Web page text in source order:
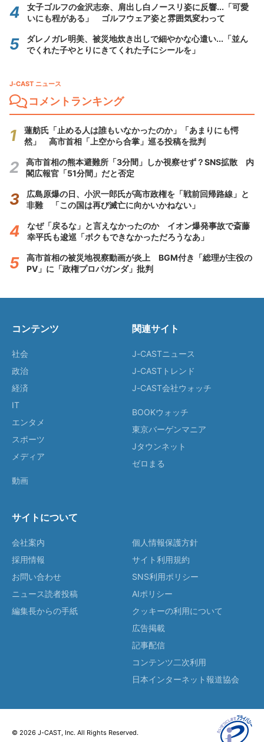
女子ゴルフの金沢志奈、肩出し白ノースリ姿に反響...「可愛
いにも程がある」 ゴルフウェア姿と雰囲気変わって
ダレノガレ明美、被災地炊き出しで細やかな心遣い...「並ん
でくれた子やとりにきてくれた子にシールを」
J-CAST ニュース
コメントランキング
蓮舫氏「止める人は誰もいなかったのか」「あまりにも愕
然」 高市首相「上空から合掌」巡る投稿を批判
高市首相の熊本避難所「3分間」しか視察せず？SNS拡散 内
閣広報官「51分間」だと否定
広島原爆の日、小沢一郎氏が高市政権を「戦前回帰路線」と
非難 「この国は再び滅亡に向かいかねない」
なぜ「戻るな」と言えなかったのか イオン爆発事故で斎藤
幸平氏も逡巡「ボクもできなかっただろうなあ」
高市首相の被災地視察動画が炎上 BGM付き「総理が主役の
PV」に「政権プロパガンダ」批判
コンテンツ
社会
政治
経済
IT
エンタメ
スポーツ
メディア
動画
関連サイト
J-CASTニュース
J-CASTトレンド
J-CAST会社ウォッチ
BOOKウォッチ
東京バーゲンマニア
Jタウンネット
ゼロまる
サイトについて
会社案内
採用情報
お問い合わせ
ニュース読者投稿
編集長からの手紙
個人情報保護方針
サイト利用規約
SNS利用ポリシー
AIポリシー
クッキーの利用について
広告掲載
記事配信
コンテンツ二次利用
日本インターネット報道協会
© 2026 J-CAST, Inc. All Rights Reserved.